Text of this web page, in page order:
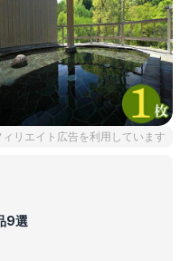
リエイト広告を利用しています
9選